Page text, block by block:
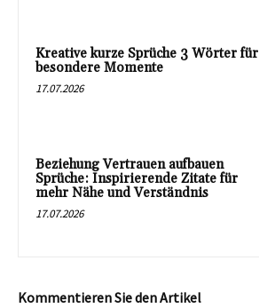
Kreative kurze Sprüche 3 Wörter für
besondere Momente
17.07.2026
Beziehung Vertrauen aufbauen
Sprüche: Inspirierende Zitate für
mehr Nähe und Verständnis
17.07.2026
Kommentieren Sie den Artikel